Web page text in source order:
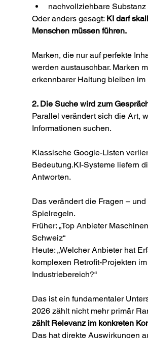
nachvollziehbare Substanz
Oder anders gesagt: KI darf
Menschen müssen führen.
Marken, die nur auf perfekte
werden austauschbar. Marken
erkennbarer Haltung bleiben im
2. Die Suche wird zum
Parallel verändert sich die Art,
Informationen suchen.
Klassische Google-Listen
Bedeutung.KI-Systeme liefern
Antworten.
Das verändert die Fragen –
Spielregeln.
Früher: „Top Anbieter
Schweiz“
Heute: „Welcher Anbieter hat
komplexen Retrofit-Projekten im
Industriebereich?“
Das ist ein fundamentaler
2026 zählt nicht mehr primär
zählt Relevanz im konkreten
Das hat direkte Auswirkungen